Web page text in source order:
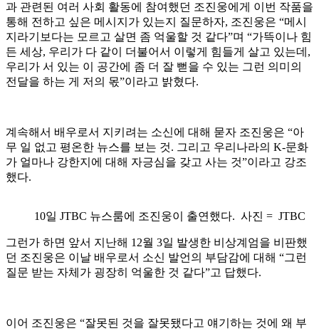
과 관련된 여러 사회 활동에 참여했던 조진웅에게 이번 작품을
통해 전하고 싶은 메시지가 있는지 질문하자, 조진웅은 “메시
지라기보다는 모르고 살면 좀 억울할 것 같다”며 “가뜩이나 힘
든 세상, 우리가 다 같이 더불어서 이렇게 힘들게 살고 있는데,
우리가 서 있는 이 공간에 좀 더 잘 뻗을 수 있는 그런 의미의
전달을 하는 게 저의 몫”이라고 밝혔다.
계속해서 배우로서 지키려는 소신에 대해 묻자 조진웅은 “아
무 일 없고 평온한 뉴스를 보는 것. 그리고 우리나라의 K-문화
가 얼마나 강한지에 대해 자긍심을 갖고 사는 것”이라고 강조
했다.
10일 JTBC 뉴스룸에 조진웅이 출연했다. 사진 = JTBC
그런가 하면 앞서 지난해 12월 3일 발생한 비상계엄을 비판했
던 조진웅은 이날 배우로서 소신 발언의 부담감에 대해 “그런
질문 받는 자체가 굉장히 억울한 것 같다”고 답했다.
이어 조진웅은 “잘못된 것을 잘못됐다고 얘기하는 것에 왜 부